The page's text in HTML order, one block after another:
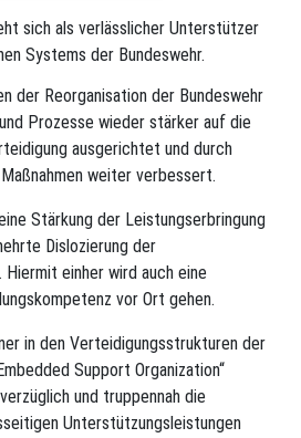
sich als verlässlicher Unterstützer
Systems der Bundeswehr.
der Reorganisation der Bundeswehr
Prozesse wieder stärker auf die
ausgerichtet und durch
weiter verbessert.
Stärkung der Leistungserbringung
Dislozierung der
Hiermit einher wird auch eine
vor Ort gehen.
in den Verteidigungsstrukturen der
Support Organization“
und truppennah die
Unterstützungsleistungen